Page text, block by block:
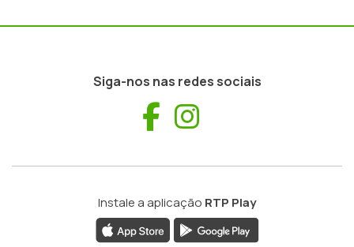
Siga-nos nas redes sociais
Facebook
Instale a aplicação RTP Play